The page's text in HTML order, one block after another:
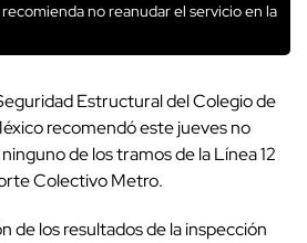
no reanudar el servicio en la
Estructural del Colegio de
recomendó este jueves no
de los tramos de la Línea 12
Colectivo Metro.
de los resultados de la inspección